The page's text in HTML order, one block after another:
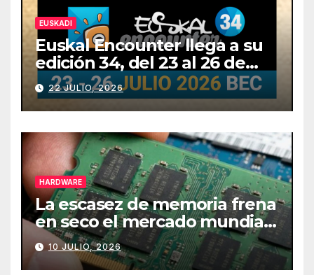
EUSKADI
Euskal Encounter llega a su
edición 34, del 23 al 26 de
julio
22 JULIO, 2026
HARDWARE
La escasez de memoria frena
en seco el mercado mundial
de PCs
10 JULIO, 2026